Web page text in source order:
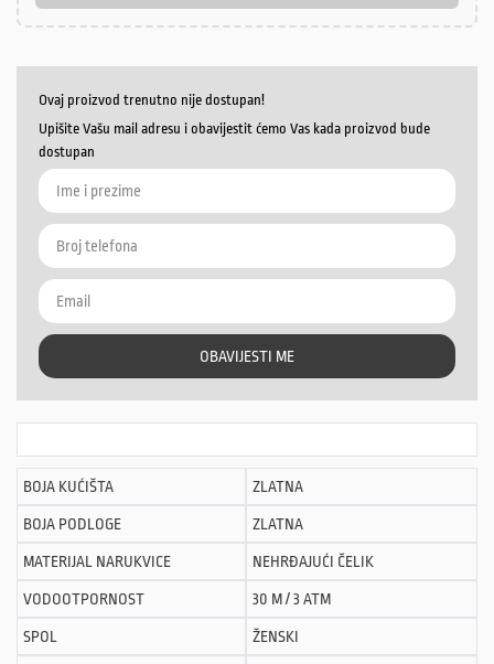
Ovaj proizvod trenutno nije dostupan!
Upišite Vašu mail adresu i obavijestit ćemo Vas kada proizvod bude
dostupan
OBAVIJESTI ME
BOJA KUĆIŠTA ZLATNA
BOJA PODLOGE ZLATNA
MATERIJAL NARUKVICE NEHRĐAJUĆI ČELIK
VODOOTPORNOST 30 M / 3 ATM
SPOL ŽENSKI